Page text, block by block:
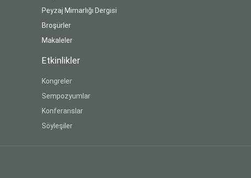
Peyzaj Mimarlığı Dergisi
Broşürler
Makaleler
Etkinlikler
Kongreler
Sempozyumlar
Konferanslar
Söyleşiler